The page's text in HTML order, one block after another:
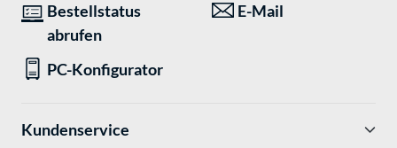
Bestellstatus
abrufen
E-Mail
PC-Konfigurator
Kundenservice